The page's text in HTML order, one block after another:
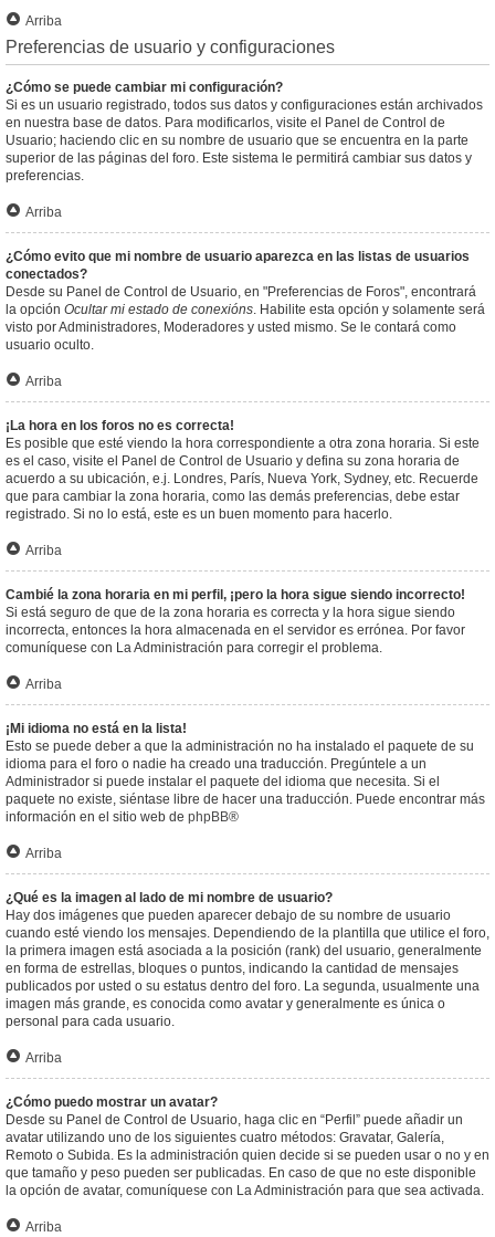
Arriba
Preferencias de usuario y configuraciones
¿Cómo se puede cambiar mi configuración?
Si es un usuario registrado, todos sus datos y configuraciones están archivados
en nuestra base de datos. Para modificarlos, visite el Panel de Control de
Usuario; haciendo clic en su nombre de usuario que se encuentra en la parte
superior de las páginas del foro. Este sistema le permitirá cambiar sus datos y
preferencias.
Arriba
¿Cómo evito que mi nombre de usuario aparezca en las listas de usuarios
conectados?
Desde su Panel de Control de Usuario, en "Preferencias de Foros", encontrará
la opción Ocultar mi estado de conexións. Habilite esta opción y solamente será
visto por Administradores, Moderadores y usted mismo. Se le contará como
usuario oculto.
Arriba
¡La hora en los foros no es correcta!
Es posible que esté viendo la hora correspondiente a otra zona horaria. Si este
es el caso, visite el Panel de Control de Usuario y defina su zona horaria de
acuerdo a su ubicación, e.j. Londres, París, Nueva York, Sydney, etc. Recuerde
que para cambiar la zona horaria, como las demás preferencias, debe estar
registrado. Si no lo está, este es un buen momento para hacerlo.
Arriba
Cambié la zona horaria en mi perfil, ¡pero la hora sigue siendo incorrecto!
Si está seguro de que de la zona horaria es correcta y la hora sigue siendo
incorrecta, entonces la hora almacenada en el servidor es errónea. Por favor
comuníquese con La Administración para corregir el problema.
Arriba
¡Mi idioma no está en la lista!
Esto se puede deber a que la administración no ha instalado el paquete de su
idioma para el foro o nadie ha creado una traducción. Pregúntele a un
Administrador si puede instalar el paquete del idioma que necesita. Si el
paquete no existe, siéntase libre de hacer una traducción. Puede encontrar más
información en el sitio web de phpBB®
Arriba
¿Qué es la imagen al lado de mi nombre de usuario?
Hay dos imágenes que pueden aparecer debajo de su nombre de usuario
cuando esté viendo los mensajes. Dependiendo de la plantilla que utilice el foro,
la primera imagen está asociada a la posición (rank) del usuario, generalmente
en forma de estrellas, bloques o puntos, indicando la cantidad de mensajes
publicados por usted o su estatus dentro del foro. La segunda, usualmente una
imagen más grande, es conocida como avatar y generalmente es única o
personal para cada usuario.
Arriba
¿Cómo puedo mostrar un avatar?
Desde su Panel de Control de Usuario, haga clic en “Perfil” puede añadir un
avatar utilizando uno de los siguientes cuatro métodos: Gravatar, Galería,
Remoto o Subida. Es la administración quien decide si se pueden usar o no y en
que tamaño y peso pueden ser publicadas. En caso de que no este disponible
la opción de avatar, comuníquese con La Administración para que sea activada.
Arriba